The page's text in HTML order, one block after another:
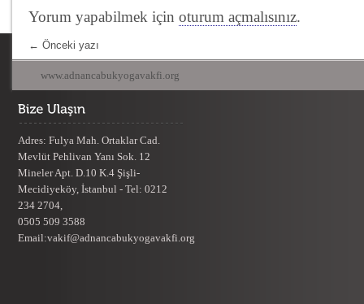
Yorum yapabilmek için oturum açmalısınız.
← Önceki yazı
www.adnancabukyogavakfi.org
Adres: Fulya Mah. Ortaklar Cad.
Mevlüt Pehlivan Yanı Sok. 12
Mineler Apt. D.10 K.4 Şişli-
Mecidiyeköy, İstanbul - Tel: 0212
234 2704,
0505 509 3588
Email:vakif@adnancabukyogavakfi.org